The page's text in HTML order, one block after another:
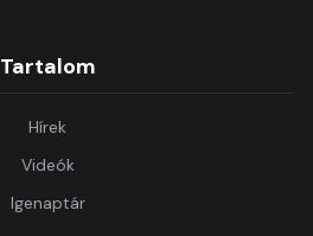
Tartalom
Hírek
Videók
Igenaptár